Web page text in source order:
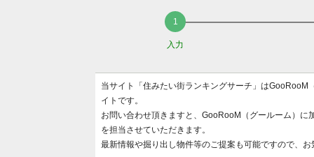
入力
当サイト「住みたい街ランキングサーチ」は
イトです。
お問い合わせ頂きますと、GooRooM（グールーム）
を担当させていただきます。
最新情報や掘り出し物件等のご提案も可能ですので、